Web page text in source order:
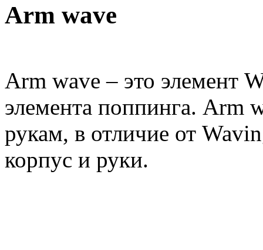
Arm wave
Arm wave – это элемент
элемента поппинга. Arm
рукам, в отличие от
корпус и руки.